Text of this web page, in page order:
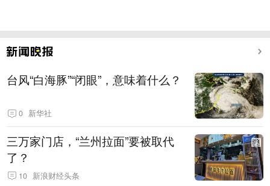
台风“白海豚”“闭眼”，意味着什么？
0 新华社
三万家门店，“兰州拉面”要被取代
了？
10 新浪财经头条